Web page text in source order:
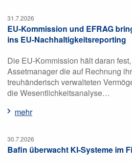
31.7.2026
EU-Kommission und EFRAG
ins EU-Nachhaltigkeitsreporting
Die EU-Kommission hält daran
Assetmanager die auf Rechnung
treuhänderisch verwalteten
die Wesentlichkeitsanalyse…
mehr
30.7.2026
Bafin überwacht KI-Systeme im